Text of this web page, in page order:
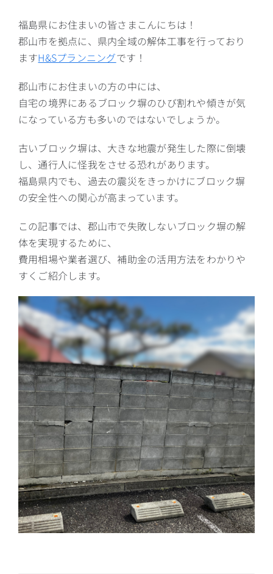
福島県にお住まいの皆さまこんにちは！
郡山市を拠点に、県内全域の解体工事を行っており
ますH&Sプランニングです！
郡山市にお住まいの方の中には、
自宅の境界にあるブロック塀のひび割れや傾きが気
になっている方も多いのではないでしょうか。
古いブロック塀は、大きな地震が発生した際に倒壊
し、通行人に怪我をさせる恐れがあります。
福島県内でも、過去の震災をきっかけにブロック塀
の安全性への関心が高まっています。
この記事では、郡山市で失敗しないブロック塀の解
体を実現するために、
費用相場や業者選び、補助金の活用方法をわかりや
すくご紹介します。